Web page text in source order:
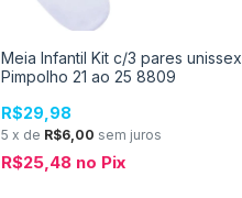
Meia Infantil Kit c/3 pares unissex
Pimpolho 21 ao 25 8809
R$29,98
5 x de R$6,00 sem juros
R$25,48 no Pix